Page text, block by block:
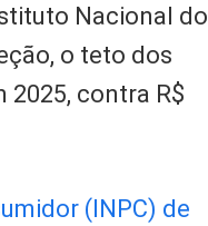
Nacional do
o teto dos
2025, contra R$
(INPC) de